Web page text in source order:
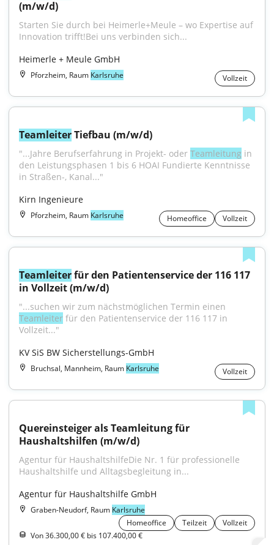
(m/w/d)
Starten Sie durch bei Heimerle+Meule – wo Expertise auf
Innovation trifft!Bei uns verbinden sich...
Heimerle + Meule GmbH
Pforzheim, Raum Karlsruhe Vollzeit
Teamleiter Tiefbau (m/w/d)
"...Jahre Berufserfahrung in Projekt- oder Teamleitung in
den Leistungsphasen 1 bis 6 HOAI Fundierte Kenntnisse
in Straßen-, Kanal..."
Kirn Ingenieure
Pforzheim, Raum Karlsruhe Homeoffice Vollzeit
Teamleiter für den Patientenservice der 116 117
in Vollzeit (m/w/d)
Teamleiter für den Patientenservice der 116 117 in
Vollzeit..."
KV SiS BW Sicherstellungs-GmbH
Bruchsal, Mannheim, Raum Karlsruhe Vollzeit
Quereinsteiger als Teamleitung für
Haushaltshilfen (m/w/d)
Agentur für HaushaltshilfeDie Nr. 1 für professionelle
Haushaltshilfe und Alltagsbegleitung in...
Agentur für Haushaltshilfe GmbH
Graben-Neudorf, Raum Karlsruhe
Homeoffice
Teilzeit
Vollzeit
Von 36.300,00 € bis 107.400,00 €